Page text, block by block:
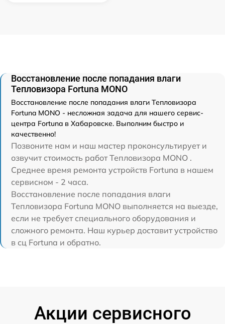
Восстановление после попадания влаги
Тепловизора Fortuna MONO
Восстановление после попадания влаги Тепловизора
Fortuna MONO - несложная задача для нашего сервис-
центра Fortuna в Хабаровске. Выполним быстро и
качественно!
Позвоните нам и наш мастер проконсультирует и
озвучит стоимость работ Тепловизора MONO .
Среднее время ремонта устройств Fortuna в нашем
сервисном - 2 часа.
Восстановление после попадания влаги
Тепловизора Fortuna MONO выполняется на выезде,
если не требует специального оборудования и
сложного ремонта. Наш курьер доставит устройство
в сц Fortuna и обратно.
Акции сервисного